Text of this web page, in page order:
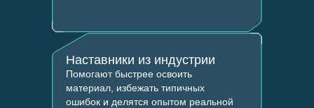
Наставники из индустрии
Помогают быстрее освоить
материал, избежать типичных
ошибок и делятся опытом реальной
О Нижнем Новгороде
Студенческая жизнь
Об ИТ-кампусе